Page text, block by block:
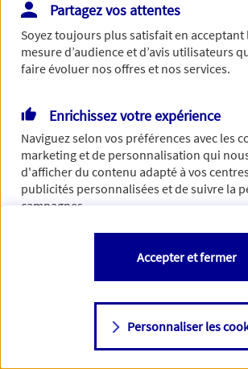
Vous disposez de droits sur les informations
plus d’informations,cliquez ici.
Partagez vos attentes
Soyez toujours plus satisfait en acceptant
mesure d’audience et d’avis utilisateurs
faire évoluer nos offres et nos services.
Enrichissez votre expérience
Naviguez selon vos préférences avec les
marketing et de personnalisation qui
d'afficher du contenu adapté à vos
publicités personnalisées et de suivre la
campagnes.
Vous êtes libre de les accepter, de les
changer d'avis à tout moment en allant sur
Consulter notre politique decookies
Personnaliser les
Accepter et fermer